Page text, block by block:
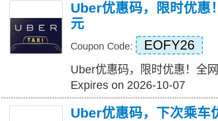
Uber优惠码，限时优惠
元
Coupon Code: EOFY26
Uber优惠码，限时优惠！全
Expires on 2026-10-07
Uber优惠码，下次乘车